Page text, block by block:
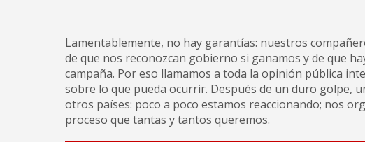
Lamentablemente, no hay garantías: nuestros
de que nos reconozcan gobierno si ganamos y de que
campaña. Por eso llamamos a toda la opinión pública
sobre lo que pueda ocurrir. Después de un duro golpe,
otros países: poco a poco estamos reaccionando; nos
proceso que tantas y tantos queremos.